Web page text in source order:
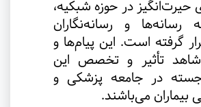
حیرت‌انگیز در حوزه شبکیه،
رسانه‌ها و رسانه‌نگاران
گرفته است. این پیام‌ها و
تأثیر و تخصص این
در جامعه پزشکی و
بیماران می‌باشند.